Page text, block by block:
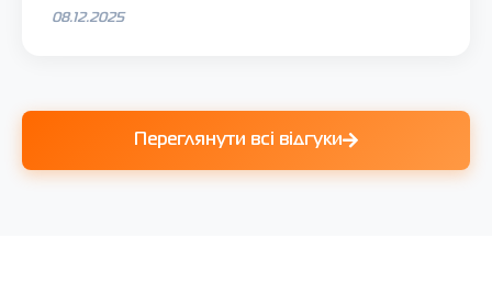
08.12.2025
Переглянути всі відгуки